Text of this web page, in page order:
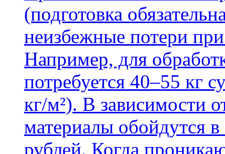
(подготовка
неизбежные потери
Например, для
потребуется 40–55 кг
кг/м²). В зависимости
материалы обойдутся
рублей. Когда